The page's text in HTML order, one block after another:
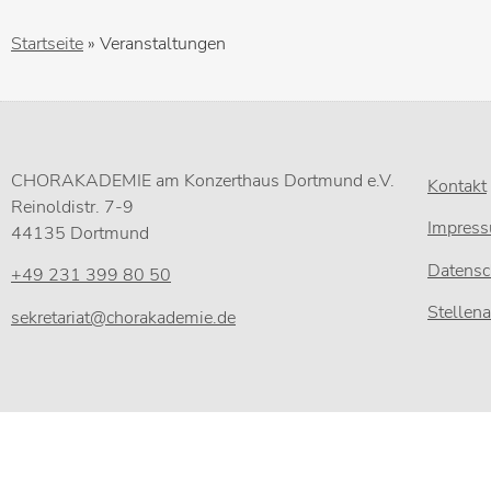
Startseite » Veranstaltungen
CHORAKADEMIE am Konzerthaus Dortmund e.V.
Reinoldistr. 7-9
44135 Dortmund
+49 231 399 80 50
sekretariat@chorakademie.de
Kontakt